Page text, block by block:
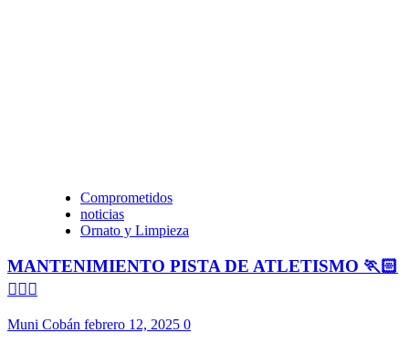
Comprometidos
noticias
Ornato y Limpieza
MANTENIMIENTO PISTA DE ATLETISMO 🏃🏻
🏃🏻‍♀️
Muni Cobán febrero 12, 2025 0